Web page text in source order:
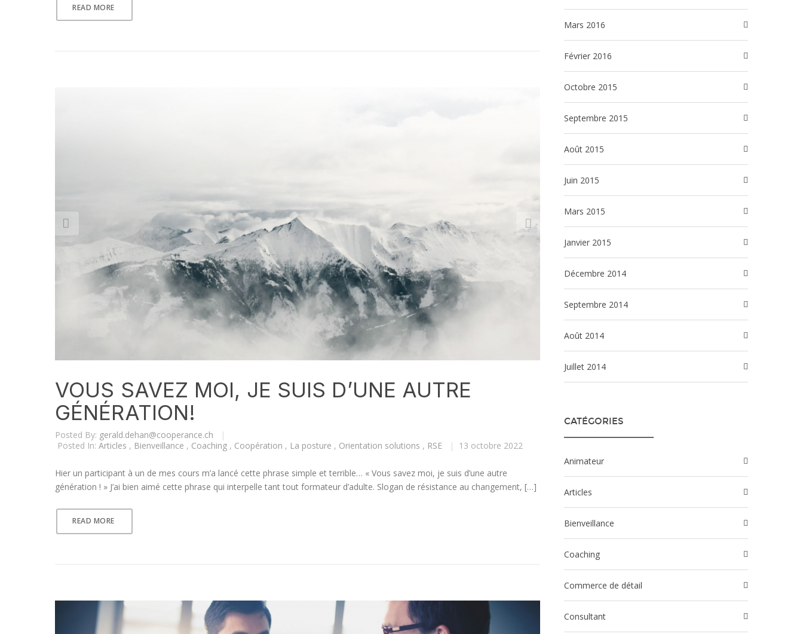
READ MORE
VOUS SAVEZ MOI, JE SUIS D’UNE AUTRE
GÉNÉRATION!
Posted By: gerald.dehan@cooperance.ch
|
Posted In: Articles , Bienveillance , Coaching , Coopération , La posture , Orientation solutions , RSE | 13 octobre 2022
Hier un participant à un de mes cours m’a lancé cette phrase simple et terrible… « Vous savez moi, je suis d’une autre
génération ! » J’ai bien aimé cette phrase qui interpelle tant tout formateur d’adulte. Slogan de résistance au changement, […]
READ MORE
mars 2016
février 2016
octobre 2015
septembre 2015
août 2015
juin 2015
mars 2015
janvier 2015
décembre 2014
septembre 2014
août 2014
juillet 2014
CATÉGORIES
Animateur
Articles
Bienveillance
Coaching
Commerce de détail
Consultant